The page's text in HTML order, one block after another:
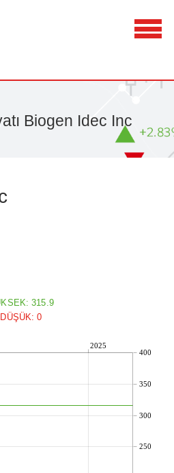
Biogen Idec Inc
315.9
DÜŞÜK: 0
2025
250
300
350
400